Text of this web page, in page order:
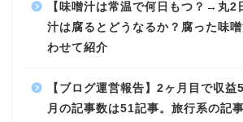
【味噌汁は常温で何日もつ？→丸2
汁は腐るとどうなるか？腐った味
わせて紹介
【ブログ運営報告】2ヶ月目で収
月の記事数は51記事。旅行系の記